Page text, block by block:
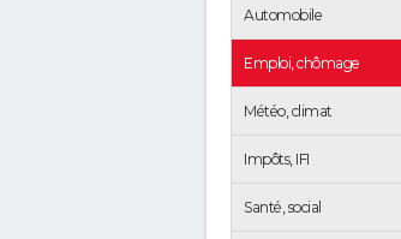
Automobile
Emploi, chômage
Météo, climat
Impôts, IFI
Santé, social